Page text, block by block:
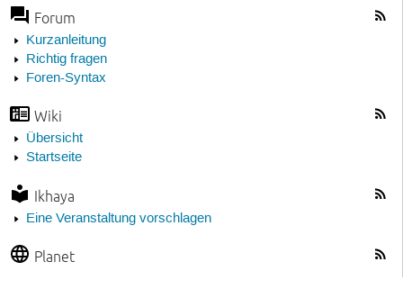
Forum
Kurzanleitung
Richtig fragen
Foren-Syntax
Wiki
Übersicht
Startseite
Ikhaya
Eine Veranstaltung vorschlagen
Planet